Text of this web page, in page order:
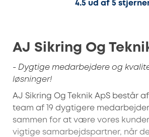
4.5 ud af 5
AJ Sikring Og
- Dygtige medarbejdere og
løsninger!
AJ Sikring Og Teknik ApS består
team af 19 dygtigere
sammen for at være vores
vigtige samarbejdspartner, når